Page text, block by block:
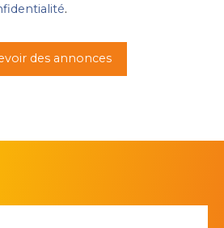
.
des annonces